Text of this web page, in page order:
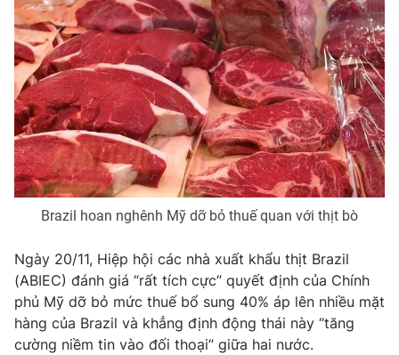
Câu chuyện quốc tế
Thị trường
Góc doanh nghiệp
Dữ liệu và đời sống
Truyền hình
Phim VTV
Hậu trường
Nhân vật
Khán giả
Giải trí
Điện ảnh
Âm nhạc
Đời sống
Du lịch
Chất lượng cuộc sống
Giáo dục
Tuyển sinh
Học trực tuyến
Công nghệ
Hitech Công nghệ tương lai
Sản phẩm
Giao lưu trực tuyến
Brazil hoan nghênh Mỹ dỡ bỏ thuế quan với thịt bò
Ngày 20/11, Hiệp hội các nhà xuất khẩu thịt Brazil
(ABIEC) đánh giá “rất tích cực” quyết định của Chính
phủ Mỹ dỡ bỏ mức thuế bổ sung 40% áp lên nhiều mặt
hàng của Brazil và khẳng định động thái này “tăng
cường niềm tin vào đối thoại” giữa hai nước.